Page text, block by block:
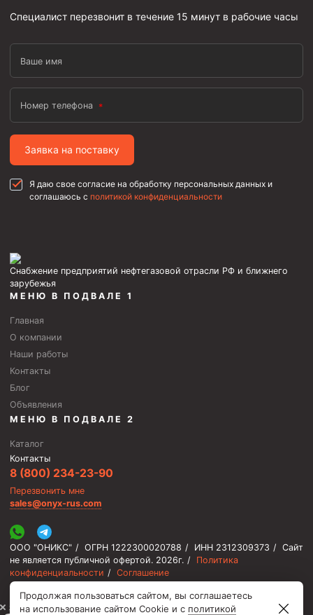
Специалист перезвонит в течение 15 минут в рабочие часы
Ваше имя
Номер телефона
Заявка на поставку
Я даю свое согласие на обработку персональных данных и
соглашаюсь с политикой конфиденциальности
Снабжение предприятий нефтегазовой отрасли РФ и ближнего
зарубежья
МЕНЮ В ПОДВАЛЕ 1
Главная
О компании
Наши работы
Контакты
Блог
Объявления
МЕНЮ В ПОДВАЛЕ 2
Каталог
Контакты
8 (800) 234-23-90
Перезвонить мне
sales@onyx-rus.com
ООО "ОНИКС" / ОГРН 1222300020788 / ИНН 2312309373 / Сайт
не является публичной офертой. 2026г. /
Политика
конфиденциальности / Соглашение
⚡️ Мы онлайн, ответим быстро
Продолжая пользоваться сайтом, вы соглашаетесь
на использование сайтом Cookie и с политикой